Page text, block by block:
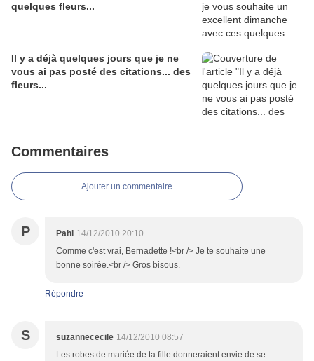
quelques fleurs...
Il y a déjà quelques jours que je ne
vous ai pas posté des citations... des
fleurs...
Commentaires
Ajouter un commentaire
P Pahi 14/12/2010 20:10
Comme c'est vrai, Bernadette !<br /> Je te souhaite une
bonne soirée.<br /> Gros bisous.
Répondre
S suzannececile 14/12/2010 08:57
Les robes de mariée de ta fille donneraient envie de se